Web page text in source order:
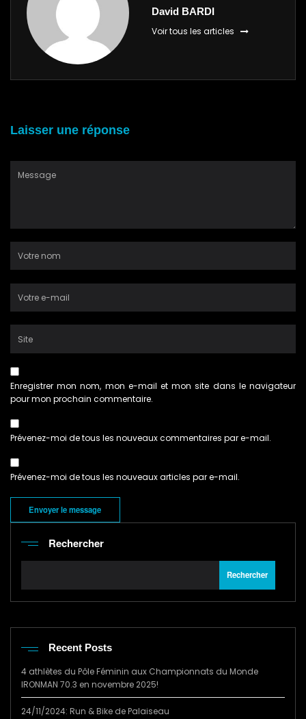
David BARDI
Voir tous les articles
Laisser une réponse
Enregistrer mon nom, mon e-mail et mon site dans le navigateur
pour mon prochain commentaire.
Prévenez-moi de tous les nouveaux commentaires par e-mail.
Prévenez-moi de tous les nouveaux articles par e-mail.
Rechercher
Rechercher
Recent Posts
4 athlètes du Pôle Féminin aux Championnats du Monde
IRONMAN 70.3 en novembre 2025!
24/11/2024: Run & Bike de Palaiseau